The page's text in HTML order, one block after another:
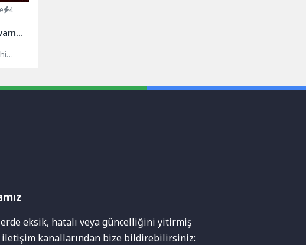
4
eksik, hatalı veya güncelliğini yitirmiş
iletişim kanallarından bize bildirebilirsiniz: